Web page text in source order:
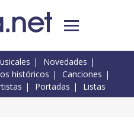
Novedades
históricos
Canciones
Portadas Listas